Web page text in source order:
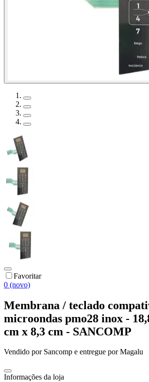
Favoritar
0 (novo)
Membrana / teclado
microondas pmo28 inox -
cm x 8,3 cm - SANCOMP
Vendido por Sancomp e entregue por Magalu
Informações da loja